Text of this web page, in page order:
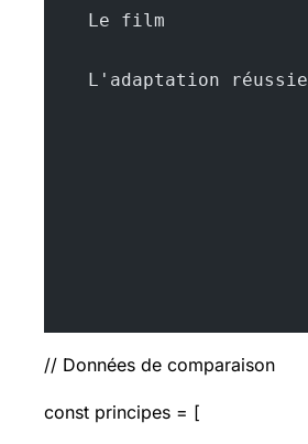
    Le film
    L'adaptation réussie
// Données de comparaison
const principes = [